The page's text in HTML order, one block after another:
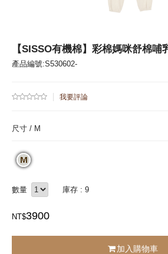
【SISSO有機棉】彩棉媽咪舒棉哺
產品編號:S530602-
我要評論
尺寸 / M
數量 庫存 : 9
NT$3900
加入購物車